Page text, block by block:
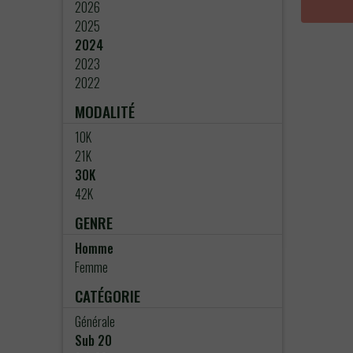
2026
2025
2024
2023
2022
MODALITÉ
10K
21K
30K
42K
GENRE
Homme
Femme
CATÉGORIE
Générale
Sub 20